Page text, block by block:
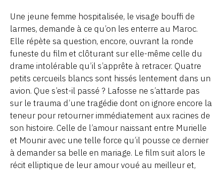
Une jeune femme hospitalisée, le visage bouffi de
larmes, demande à ce qu’on les enterre au Maroc.
Elle répète sa question, encore, ouvrant la ronde
funeste du film et clôturant sur elle-même celle du
drame intolérable qu’il s’apprête à retracer. Quatre
petits cercueils blancs sont hissés lentement dans un
avion. Que s’est-il passé ? Lafosse ne s’attarde pas
sur le trauma d’une tragédie dont on ignore encore la
teneur pour retourner immédiatement aux racines de
son histoire. Celle de l’amour naissant entre Murielle
et Mounir avec une telle force qu’il pousse ce dernier
à demander sa belle en mariage. Le film suit alors le
récit elliptique de leur amour voué au meilleur et,